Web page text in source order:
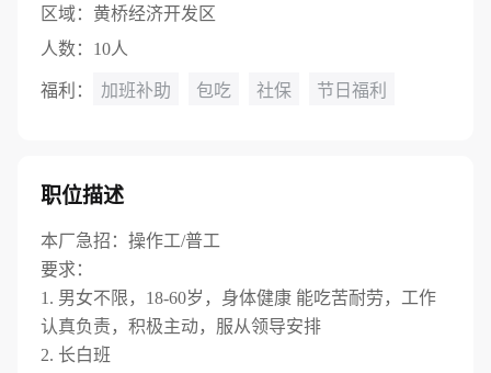
区域： 黄桥经济开发区
人数： 10人
福利： 加班补助 包吃 社保 节日福利
职位描述
本厂急招：操作工/普工
要求：
1. 男女不限，18-60岁，身体健康 能吃苦耐劳，工作
认真负责，积极主动，服从领导安排
2. 长白班